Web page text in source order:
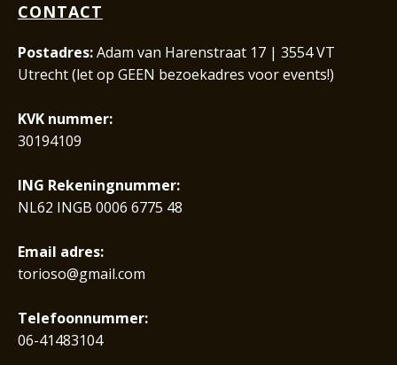
CONTACT
Postadres:Adam van Harenstraat 17 | 3554 VT
Utrecht (let op GEEN bezoekadres voor events!)
KVK nummer:
30194109
ING Rekeningnummer:
NL62 INGB 0006 6775 48
Email adres:
torioso@gmail.com
Telefoonnummer:
06-41483104